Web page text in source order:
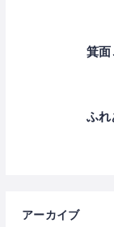
箕
ふ
アーカイブ